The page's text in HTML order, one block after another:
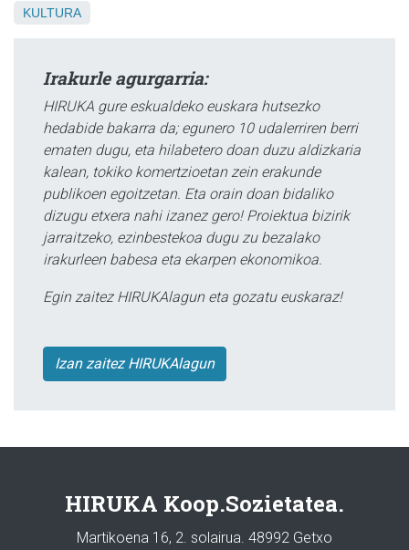
KULTURA
Irakurle agurgarria:
HIRUKA gure eskualdeko euskara hutsezko
hedabide bakarra da; egunero 10 udalerriren berri
ematen dugu, eta hilabetero doan duzu aldizkaria
kalean, tokiko komertzioetan zein erakunde
publikoen egoitzetan. Eta orain doan bidaliko
dizugu etxera nahi izanez gero! Proiektua bizirik
jarraitzeko, ezinbestekoa dugu zu bezalako
irakurleen babesa eta ekarpen ekonomikoa.
Egin zaitez HIRUKAlagun eta gozatu euskaraz!
Izan zaitez HIRUKAlagun
HIRUKA Koop.Sozietatea.
Martikoena 16, 2. solairua. 48992 Getxo